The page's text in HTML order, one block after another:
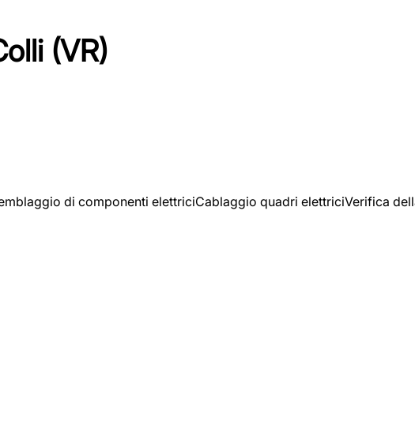
(VR)
di componenti elettriciCablaggio quadri elettriciVerifica